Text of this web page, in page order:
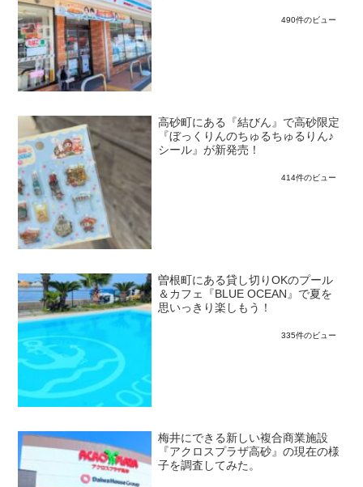
490件のビュー
高砂町にある『結びん』で高砂限定
『ぼっくりんのちゅるちゅるりん♪
シール』が新発売！
414件のビュー
曽根町にある貸し切りOKのプール
＆カフェ『BLUE OCEAN』で夏を
思いっきり楽しもう！
335件のビュー
梅井にできる新しい複合商業施設
『アクロスプラザ高砂』の現在の様
子を調査してみた。